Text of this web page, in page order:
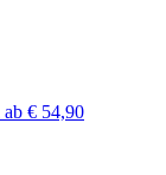
ab € 54,90